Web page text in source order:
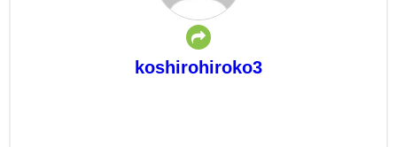
koshirohiroko3